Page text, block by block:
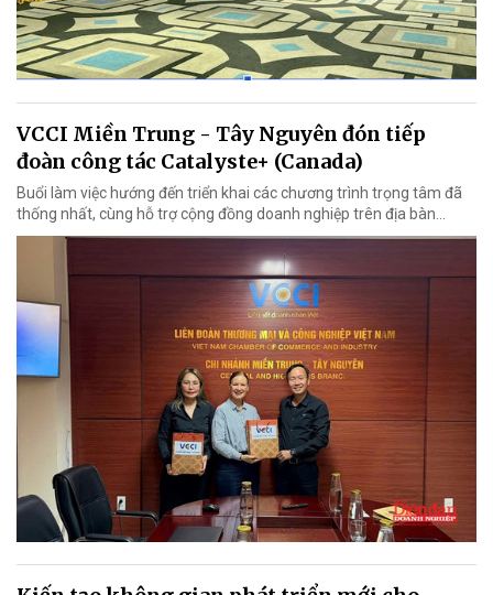
VCCI Miền Trung - Tây Nguyên đón tiếp
đoàn công tác Catalyste+ (Canada)
Buổi làm việc hướng đến triển khai các chương trình trọng tâm đã
thống nhất, cùng hỗ trợ cộng đồng doanh nghiệp trên địa bàn...